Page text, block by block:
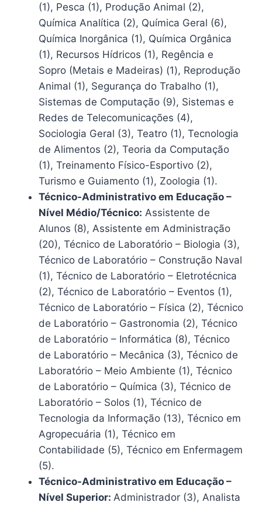
(1), Pesca (1), Produção Animal (2),
Química Analítica (2), Química Geral (6),
Química Inorgânica (1), Química Orgânica
(1), Recursos Hídricos (1), Regência e
Sopro (Metais e Madeiras) (1), Reprodução
Animal (1), Segurança do Trabalho (1),
Sistemas de Computação (9), Sistemas e
Redes de Telecomunicações (4),
Sociologia Geral (3), Teatro (1), Tecnologia
de Alimentos (2), Teoria da Computação
(1), Treinamento Físico-Esportivo (2),
Turismo e Guiamento (1), Zoologia (1).
Técnico-Administrativo em Educação –
Nível Médio/Técnico: Assistente de
Alunos (8), Assistente em Administração
(20), Técnico de Laboratório – Biologia (3),
Técnico de Laboratório – Construção Naval
(1), Técnico de Laboratório – Eletrotécnica
(2), Técnico de Laboratório – Eventos (1),
Técnico de Laboratório – Física (2), Técnico
de Laboratório – Gastronomia (2), Técnico
de Laboratório – Informática (8), Técnico
de Laboratório – Mecânica (3), Técnico de
Laboratório – Meio Ambiente (1), Técnico
de Laboratório – Química (3), Técnico de
Laboratório – Solos (1), Técnico de
Tecnologia da Informação (13), Técnico em
Agropecuária (1), Técnico em
Contabilidade (5), Técnico em Enfermagem
(5).
Técnico-Administrativo em Educação –
Nível Superior: Administrador (3), Analista